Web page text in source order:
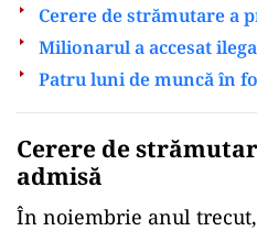
Cerere de strămutare a
Milionarul a accesat
Patru luni de muncă în